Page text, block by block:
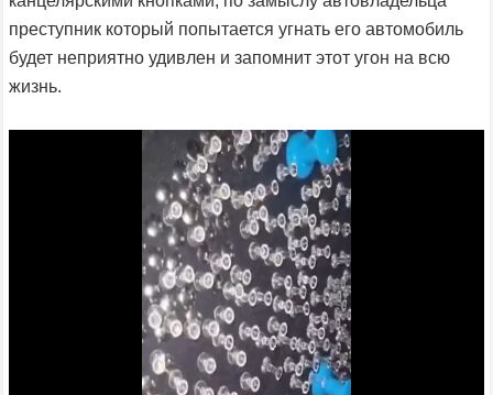
преступник который попытается угнать его автомобиль
будет неприятно удивлен и запомнит этот угон на всю
жизнь.